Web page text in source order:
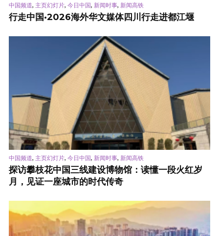
中国频道, 主页幻灯片, 今日中国, 新闻时事, 新闻高铁
行走中国·2026海外华文媒体四川行走进都江堰
中国频道, 主页幻灯片, 今日中国, 新闻时事, 新闻高铁
探访攀枝花中国三线建设博物馆：读懂一段火红岁
月，见证一座城市的时代传奇